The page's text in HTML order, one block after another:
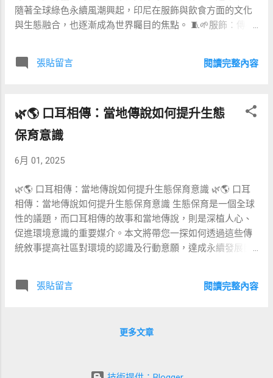
獨特體驗與深刻記憶 普遍化、容易取得的娛樂 🌍📸 小眾文
化如何提升旅遊體驗？ 透過小眾文化，遊客不僅能深入了解
體驗。 促進文化交流與理解，培養尊重與欣賞的態度。 鼓勵
在地經濟，支持地方創業與文化傳承。 提高旅遊滿意度，創
化精髓。 與當地人互動交流： 透...
隨著全球綠色永續風潮興起，印尼在服飾與飲食方面的文化
與生態融合，也逐漸成為世界矚目的焦點。 🧵🌱服飾：傳統
（Batik），這種特殊染布工藝不僅代表當地文化精髓，亦蘊
藏生態永續的潛力。近年來，印尼逐漸將天然染料重新引入
境影響 污染水資源，難以分解 天然可分解，無毒害 成本 較
低 較高 永續性 較低 較高 許多品牌如 Bin House 致力於推廣
生態友善的巴迪克服飾，逐漸形成具有競爭力的市場。 🍛🌿
飲食：當地食材與可持續農業的共生 印尼料理因其豐富的香
多印尼餐廳和當地居民開始使用有機、當地生產的食材，以
減少碳足跡。 特點 傳統印尼飲食 永續印尼飲食 食材來源 大
量進口 本地有機農場 環境影響 碳排放較高 低碳足跡，支持
本地經濟 健康指數 因加工而偏低 較健康，少添加物 巴厘島
上的餐廳如 Locavore 積極實踐此理念，透過與當地農夫合
張貼留言 閱讀完整內容
🌿🌎 口耳相傳：當地傳說如何提升生態
保育意識
6月 01, 2025
🌿🌎 口耳相傳：當地傳說如何提升生態保育意識 🌿🌎 口耳
相傳：當地傳說如何提升生態保育意識 生態保育是一個全球
性的議題，而口耳相傳的故事和當地傳說，則是深植人心、
促進環境意識的重要媒介。本文將帶您一探如何透過這些傳
統敘事提高社區對環境的認識及行動意願，達成永續發展目
為。藉由講述環境的故事，社區居民更容易將自己視為環境
事傳說提高對生態保育的意識： 地區 傳說故事 生態保育重
張貼留言 閱讀完整內容
更多文章